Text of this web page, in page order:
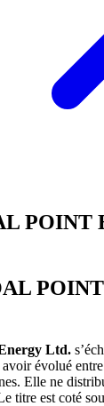
POINT
Ltd.
évolué entre
Elle ne
titre est coté